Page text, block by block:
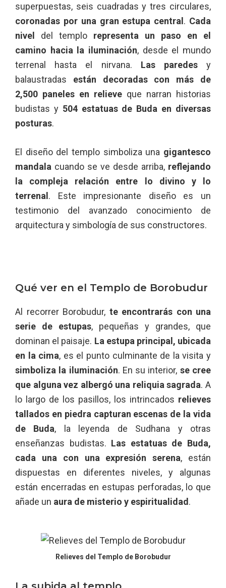
superpuestas, seis cuadradas y tres circulares,
coronadas por una gran estupa central. Cada
nivel del templo representa un paso en el
camino hacia la iluminación, desde el mundo
terrenal hasta el nirvana. Las paredesy
balaustradas están decoradas con más de
2,500 paneles en relieve que narran historias
budistas y 504 estatuas de Buda en diversas
posturas.
El diseño del templo simboliza una gigantesco
mandala cuando se ve desde arriba, reflejando
la compleja relación entre lo divino y lo
terrenal. Este impresionante diseño es un
testimonio del avanzado conocimiento de
arquitectura y simbología de sus constructores.
Qué ver en el Templo de Borobudur
Al recorrer Borobudur, te encontrarás con una
serie de estupas, pequeñas y grandes, que
dominan el paisaje. La estupa principal, ubicada
en la cima, es el punto culminante de la visita y
simboliza la iluminación. En su interior, se cree
que alguna vez albergó una reliquia sagrada. A
lo largo de los pasillos, los intrincados relieves
tallados en piedra capturan escenas de la vida
de Buda, la leyenda de Sudhana y otras
enseñanzas budistas. Las estatuas de Buda,
cada una con una expresión serena, están
dispuestas en diferentes niveles, y algunas
están encerradas en estupas perforadas, lo que
añade un aura de misterio y espiritualidad.
Relieves del Templo de Borobudur